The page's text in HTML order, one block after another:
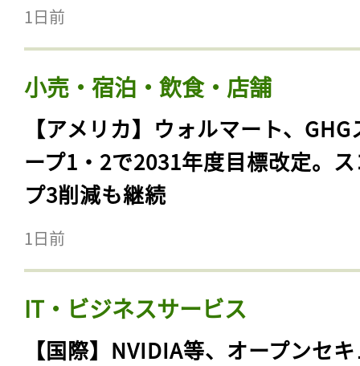
1日前
小売・宿泊・飲食・店舗
【アメリカ】ウォルマート、GHG
ープ1・2で2031年度目標改定。
プ3削減も継続
1日前
IT・ビジネスサービス
【国際】NVIDIA等、オープンセ